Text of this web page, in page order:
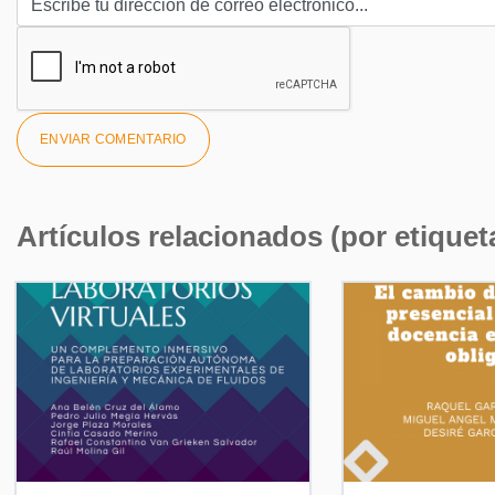
Artículos relacionados (por